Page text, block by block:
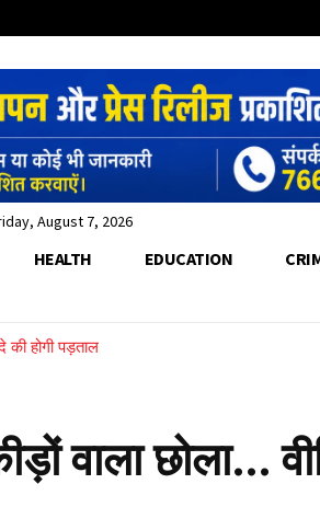
August 7, 2026
HEALTH EDUCATION
की होगी पड़ताल
रस्सी के सहारे बचाया
वाला छोला…